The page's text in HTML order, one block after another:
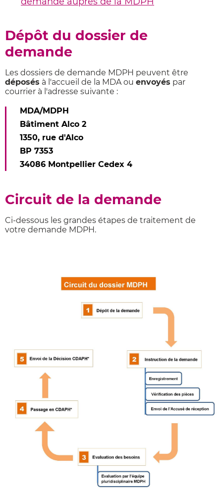
Dépôt du dossier de
demande
Les dossiers de demande MDPH peuvent être
déposés à l'accueil de la MDA ou envoyés par
courrier à l'adresse suivante :
MDA/MDPH
Bâtiment Alco 2
1350, rue d'Alco
BP 7353
34086 Montpellier Cedex 4
Circuit de la demande
Ci-dessous les grandes étapes de traitement de
votre demande MDPH.